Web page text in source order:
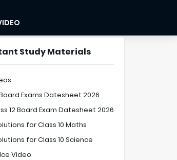
Study Materials
Exams Datesheet 2026
12 Board Exam Datesheet 2026
for Class 10 Maths
for Class 10 Science
Video